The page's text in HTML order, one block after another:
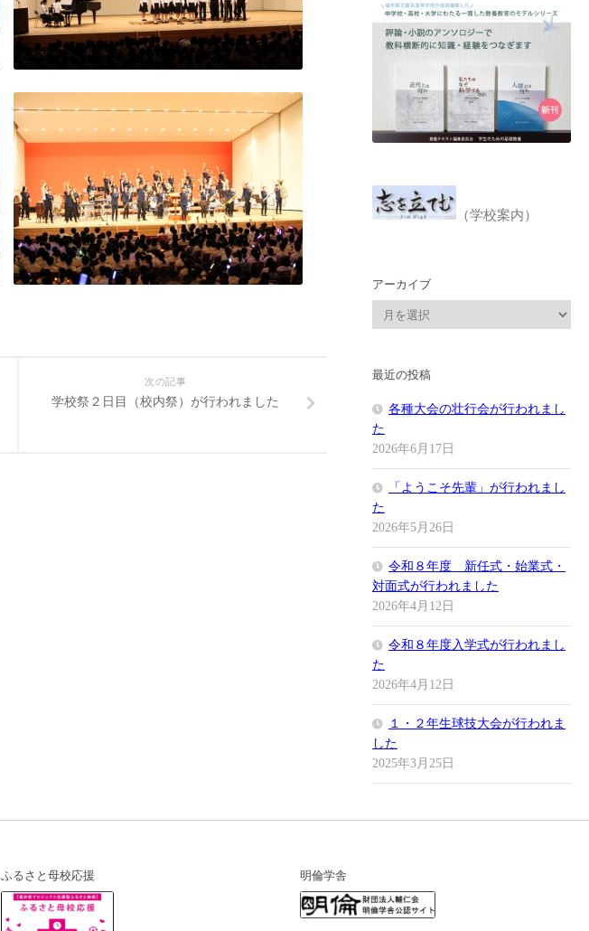
次の記事
学校祭２日目（校内祭）が行われました
（学校案内）
アーカイブ
ー
イ
最近の投稿
各種大会の壮行会が行われまし
た
2026年6月17日
「ようこそ先輩」が行われまし
た
2026年5月26日
令和８年度 新任式・始業式・
対面式が行われました
2026年4月12日
令和８年度入学式が行われまし
た
2026年4月12日
１・２年生球技大会が行われま
した
2025年3月25日
ふるさと母校応援 明倫学舎